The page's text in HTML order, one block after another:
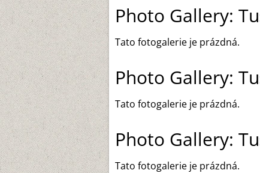
Photo Gallery:
Tato fotogalerie je prázdná.
Photo Gallery:
Tato fotogalerie je prázdná.
Photo Gallery:
Tato fotogalerie je prázdná.